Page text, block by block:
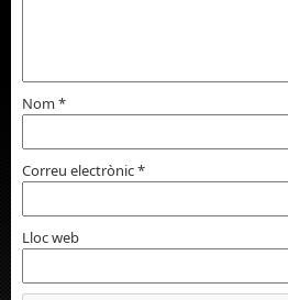
Nom *
Correu electrònic*
Lloc web